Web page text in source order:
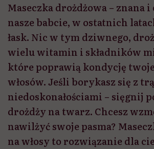
Maseczka drożdżowa – znana
nasze babcie, w ostatnich
łask. Nic w tym dziwnego,
wielu witamin i składników
które poprawią kondycję
włosów. Jeśli borykasz się z
niedoskonałościami – sięgnij
drożdży na twarz. Chcesz
nawilżyć swoje pasma?
na włosy to rozwiązanie dla